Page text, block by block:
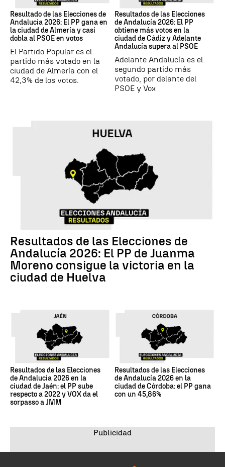
Resultado de las Elecciones de
Andalucía 2026: El PP gana en
la ciudad de Almería y casi
dobla al PSOE en votos
El Partido Popular es el
partido más votado en la
ciudad de Almería con el
42,3% de los votos.
Resultados de las Elecciones
de Andalucía 2026: El PP
obtiene más votos en la
ciudad de Cádiz y Adelante
Andalucía supera al PSOE
Adelante Andalucía es el
segundo partido más
votado, por delante del
PSOE y Vox
Resultados de las Elecciones de
Andalucía 2026: El PP de Juanma
Moreno consigue la victoria en la
ciudad de Huelva
Resultados de las Elecciones
de Andalucía 2026 en la
ciudad de Jaén: el PP sube
respecto a 2022 y VOX da el
sorpasso a JMM
Resultados de las Elecciones
de Andalucía 2026 en la
ciudad de Córdoba: el PP gana
con un 45,86%